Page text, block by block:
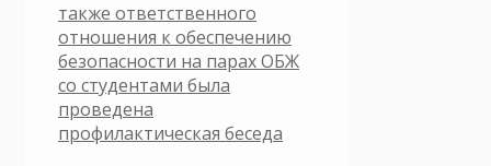
также ответственного
отношения к обеспечению
безопасности на парах ОБЖ
со студентами была
проведена
профилактическая беседа